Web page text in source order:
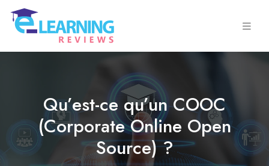
Qu’est-ce qu’un COOC
(Corporate Online Open
Source) ?